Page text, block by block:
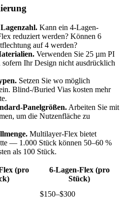
Kann ein 4-Lagen-
reduziert werden? Können 6
auf 4 werden?
Verwenden Sie 25 µm PI
Ihr Design nicht ausdrücklich
Setzen Sie wo möglich
Blind-/Buried Vias kosten mehr
Panelgrößen. Arbeiten Sie mit
um die Nutzenfläche zu
Multilayer-Flex bietet
— 1.000 Stück können 50–60 %
als 100 Stück.
(pro
6-Lagen-Flex (pro
Stück)
$150–$300